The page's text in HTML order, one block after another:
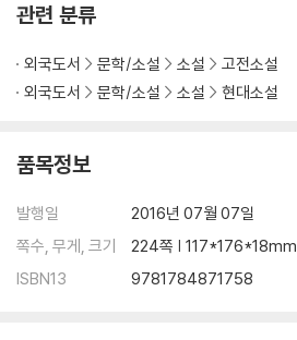
관련 분류
외국도서 문학/소설 소설
고전소설
외국도서
문학/소설 소설 현대소설
품목정보
발행일
2016년 07월 07일
쪽수, 무게, 크기
224쪽 | 117*176*18mm
ISBN13
9781784871758